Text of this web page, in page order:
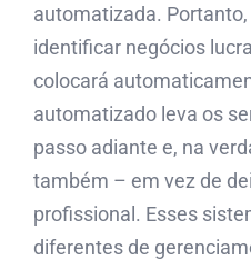
automatizada.
identificar negócios
colocará
automatizado leva os
passo adiante e, na
também – em vez de
profissional. Esses
diferentes de